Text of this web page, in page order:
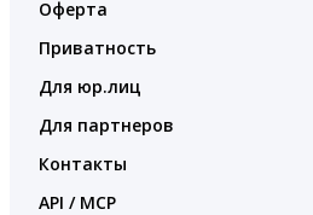
Оферта
Приватность
Для юр.лиц
Для партнеров
Контакты
API / MCP